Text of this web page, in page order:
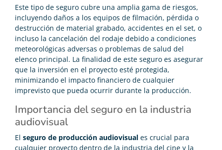
Este tipo de seguro cubre una amplia gama de riesgos,
incluyendo daños a los equipos de filmación, pérdida o
destrucción de material grabado, accidentes en el set, o
incluso la cancelación del rodaje debido a condiciones
meteorológicas adversas o problemas de salud del
elenco principal. La finalidad de este seguro es asegurar
que la inversión en el proyecto esté protegida,
minimizando el impacto financiero de cualquier
imprevisto que pueda ocurrir durante la producción.
Importancia del seguro en la industria
audiovisual
El seguro de producción audiovisual es crucial para
cualquier proyecto dentro de la industria del cine y la